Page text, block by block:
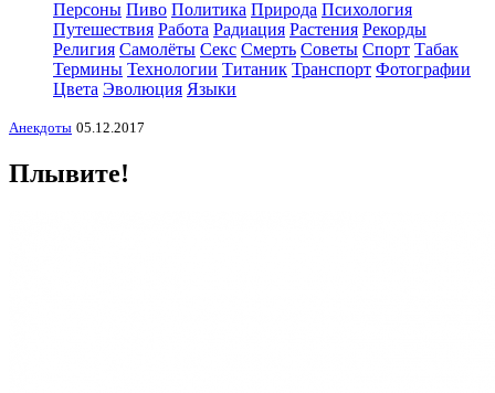
Персоны Пиво Политика Природа Психология
Путешествия Работа Радиация Растения Рекорды
Религия Самолёты Секс Смерть Советы Спорт Табак
Термины Технологии Титаник Транспорт Фотографии
Цвета Эволюция Языки
Анекдоты 05.12.2017
Плывите!